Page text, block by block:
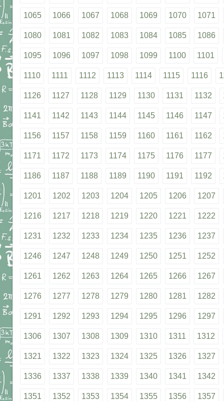
1065 1066 1067 1068 1069 1070 1071
1080 1081 1082 1083 1084 1085 1086
1095 1096 1097 1098 1099 1100 1101
1110 1111 1112 1113 1114 1115 1116
1126 1127 1128 1129 1130 1131 1132
1141 1142 1143 1144 1145 1146 1147
1156 1157 1158 1159 1160 1161 1162
1171 1172 1173 1174 1175 1176 1177
1186 1187 1188 1189 1190 1191 1192
1201 1202 1203 1204 1205 1206 1207
1216 1217 1218 1219 1220 1221 1222
1231 1232 1233 1234 1235 1236 1237
1246 1247 1248 1249 1250 1251 1252
1261 1262 1263 1264 1265 1266 1267
1276 1277 1278 1279 1280 1281 1282
1291 1292 1293 1294 1295 1296 1297
1306 1307 1308 1309 1310 1311 1312
1321 1322 1323 1324 1325 1326 1327
1336 1337 1338 1339 1340 1341 1342
1351 1352 1353 1354 1355 1356 1357